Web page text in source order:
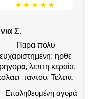
★ ★ ★ ★ ★
Σ.
Παρα πολυ
ευχαριστημενη: ηρθε
λεπτη κεραία,
παντου. Τελεια.
Επαληθευμένη αγορά